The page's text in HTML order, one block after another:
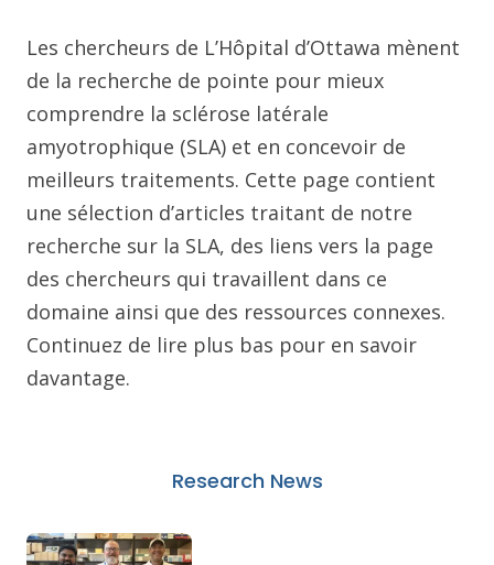
Les chercheurs de L’Hôpital d’Ottawa mènent
de la recherche de pointe pour mieux
comprendre la sclérose latérale
amyotrophique (SLA) et en concevoir de
meilleurs traitements. Cette page contient
une sélection d’articles traitant de notre
recherche sur la SLA, des liens vers la page
des chercheurs qui travaillent dans ce
domaine ainsi que des ressources connexes.
Continuez de lire plus bas pour en savoir
davantage.
Research News